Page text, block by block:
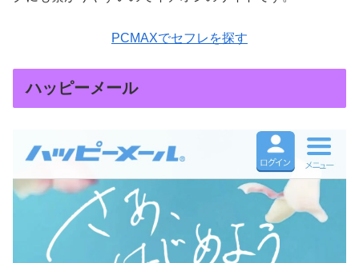
PCMAXでセフレを探す
ハッピーメール